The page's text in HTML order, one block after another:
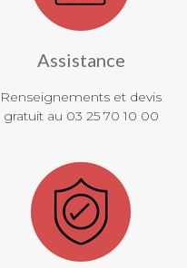
Assistance
Renseignements et devis
gratuit au 03 25 70 10 00